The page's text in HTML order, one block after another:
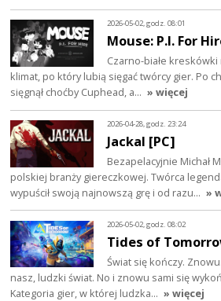
2026-05-02, godz. 08:01
Mouse: P.I. For
Czarno-białe
klimat, po który lubią sięgać twórcy gier. Po
sięgnął choćby Cuphead, a… » więcej
2026-04-28, godz. 23:24
Jackal [PC]
Bezapelacyjnie Michał
polskiej branży giereczkowej. Twórca
wypuścił swoją najnowszą grę i od razu… »
2026-05-02, godz. 08:02
Tides of
Świat się kończy.
nasz, ludzki świat. No i znowu sami się
Kategoria gier, w której ludzka… » więcej